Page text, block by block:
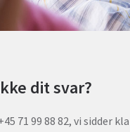
dit svar?
71 99 88 82, vi sidder